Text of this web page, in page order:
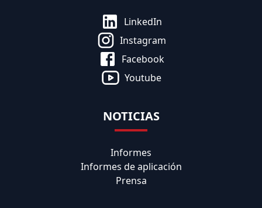
LinkedIn
Instagram
Facebook
Youtube
NOTICIAS
Informes
Informes de aplicación
Prensa